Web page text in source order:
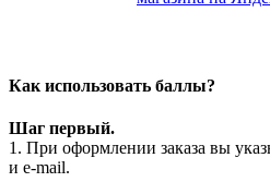
Как использовать баллы?
Шаг первый.
1. При оформлении заказа вы
и e-mail.